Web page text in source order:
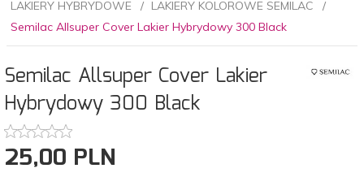
LAKIERY HYBRYDOWE
LAKIERY KOLOROWE SEMILAC
Semilac Allsuper Cover Lakier Hybrydowy 300 Black
Semilac Allsuper Cover Lakier
Hybrydowy 300 Black
25,00 PLN